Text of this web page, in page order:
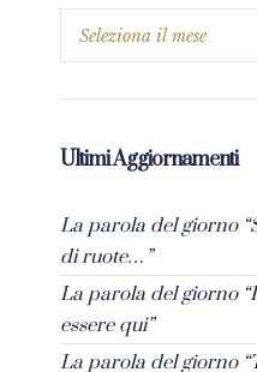
Ultimi Aggiornamenti
La parola del giorno
di ruote…”
La parola del giorno
essere qui”
La parola del giorno